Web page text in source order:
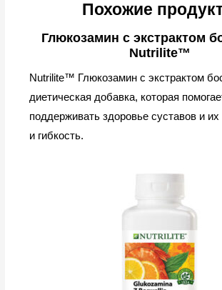
Похожие
Глюкозамин с экстрактом
Nutrilite™
Nutrilite™ Глюкозамин с экстрактом
диетическая добавка, которая
поддерживать здоровье суставов и
и гибкость.